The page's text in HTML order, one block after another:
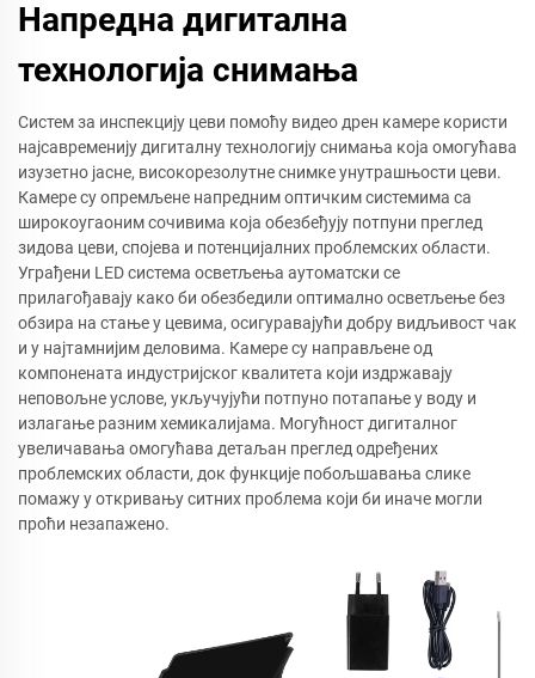
Напредна дигитална
технологија снимања
Систем за инспекцију цеви помоћу видео дрен камере користи
најсавременију дигиталну технологију снимања која омогућава
изузетно јасне, високорезолутне снимке унутрашњости цеви.
Камере су опремљене напредним оптичким системима са
широкоугаоним сочивима која обезбеђују потпуни преглед
зидова цеви, спојева и потенцијалних проблемских области.
Уграђени LED система осветљења аутоматски се
прилагођавају како би обезбедили оптимално осветљење без
обзира на стање у цевима, осигуравајући добру видљивост чак
и у најтамнијим деловима. Камере су направљене од
компонената индустријског квалитета који издржавају
неповољне услове, укључујући потпуно потапање у воду и
излагање разним хемикалијама. Могућност дигиталног
увеличавања омогућава детаљан преглед одређених
проблемских области, док функције побољшавања слике
помажу у откривању ситних проблема који би иначе могли
проћи незапажено.